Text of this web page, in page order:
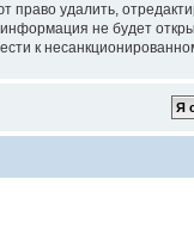
удалить,
не будет
к